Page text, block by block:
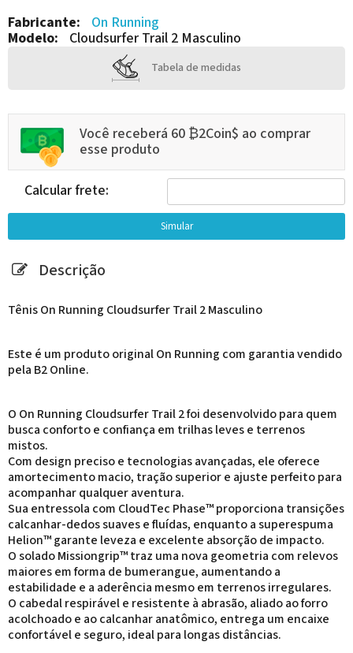
Fabricante:
On Running
Modelo:
Cloudsurfer Trail 2 Masculino
Tabela de medidas
Você receberá 60 ₿2Coin$ ao comprar
esse produto
Calcular frete:
Descrição
Tênis On Running Cloudsurfer Trail 2 Masculino
Este é um produto original On Running com garantia vendido
pela B2 Online.
O On Running Cloudsurfer Trail 2 foi desenvolvido para quem
busca conforto e confiança em trilhas leves e terrenos
mistos.
Com design preciso e tecnologias avançadas, ele oferece
amortecimento macio, tração superior e ajuste perfeito para
acompanhar qualquer aventura.
Sua entressola com CloudTec Phase™ proporciona transições
calcanhar-dedos suaves e fluídas, enquanto a superespuma
Helion™ garante leveza e excelente absorção de impacto.
O solado Missiongrip™ traz uma nova geometria com relevos
maiores em forma de bumerangue, aumentando a
estabilidade e a aderência mesmo em terrenos irregulares.
O cabedal respirável e resistente à abrasão, aliado ao forro
acolchoado e ao calcanhar anatômico, entrega um encaixe
confortável e seguro, ideal para longas distâncias.